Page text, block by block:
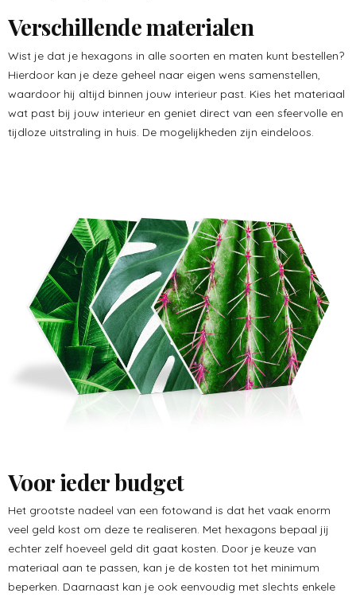
Verschillende materialen
Wist je dat je hexagons in alle soorten en maten kunt bestellen?
Hierdoor kan je deze geheel naar eigen wens samenstellen,
waardoor hij altijd binnen jouw interieur past. Kies het materiaal
wat past bij jouw interieur en geniet direct van een sfeervolle en
tijdloze uitstraling in huis. De mogelijkheden zijn eindeloos.
Voor ieder budget
Het grootste nadeel van een fotowand is dat het vaak enorm
veel geld kost om deze te realiseren. Met hexagons bepaal jij
echter zelf hoeveel geld dit gaat kosten. Door je keuze van
materiaal aan te passen, kan je de kosten tot het minimum
beperken. Daarnaast kan je ook eenvoudig met slechts enkele